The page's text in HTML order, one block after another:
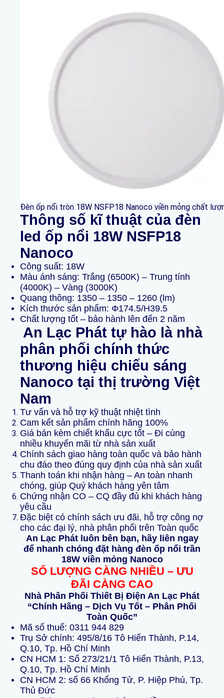
Đèn ốp nổi tròn 18W NSFP18 Nanoco viền mỏng chất
Thông số kĩ thuật của đèn
led ốp nổi 18W NSFP18
Nanoco
Công suất: 18W
Màu ánh sáng: Trắng (6500K) – Trung tính
(4000K) – Vàng (3000K)
Quang thông: 1350 – 1350 – 1260 (lm)
Kích thước sản phẩm: Φ174.5/H39.5
Chất lượng tốt – bảo hành lên đến 2 năm
An Lạc Phát tự hào là nhà
phân phối chính thức
thương hiệu chiếu sáng
Nanoco tại thị trường Việt
Nam
Tư vấn và hỗ trợ kỹ thuật nhiệt tình
Cam kết sản phẩm chính hãng 100%
Giá bán kèm chiết khấu cực tốt – Đi cùng
nhiều khuyến mãi từ nhà sản xuất
Chính sách giao hàng toàn quốc và bảo hành
chu đáo theo đúng quy định của nhà sản xuất
Thanh toán khi nhận hàng – An toàn nhanh
chóng, giúp Quý khách hàng yên tâm
Chứng nhận CO – CQ đầy đủ khi khách hàng
yêu cầu
Đặc biệt có chính sách ưu đãi, hỗ trợ công nợ
cho các đại lý, nhà phân phối trên Toàn quốc
An Lạc Phát luôn bên bạn, hãy liên ngay
để nhanh chóng đặt hàng đèn ốp nổi trần
18W viền mỏng Nanoco
SỐ LƯỢNG CÀNG NHIỀU – ƯU
ĐÃI CÀNG CAO
Nhà Phân Phối Thiết Bị Điện An Lạc Phát
“Chính Hãng – Dịch Vụ Tốt – Phân Phối
Toàn Quốc”
Mã số thuế: 0311 944 829
Trụ Sở chính: 495/8/16 Tô Hiến Thành, P.14,
Q.10, Tp. Hồ Chí Minh
CN HCM 1: Số 273/21/1 Tô Hiến Thành, P.13,
Q.10, Tp. Hồ Chí Minh
CN HCM 2: số 66 Khổng Tử, P. Hiệp Phú, Tp.
Thủ Đức